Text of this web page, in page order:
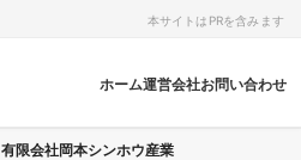
本サイトはPRを含みます
ホーム運営会社お問い合わせ
有限会社岡本シンホウ産業